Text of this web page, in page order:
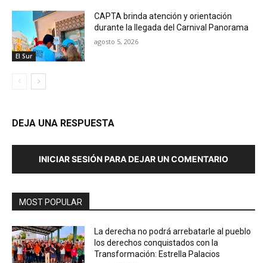
El Sur
CAPTA brinda atención y orientación
durante la llegada del Carnival Panorama
agosto 5, 2026
DEJA UNA RESPUESTA
INICIAR SESIÓN PARA DEJAR UN COMENTARIO
MOST POPULAR
La derecha no podrá arrebatarle al pueblo
los derechos conquistados con la
Transformación: Estrella Palacios